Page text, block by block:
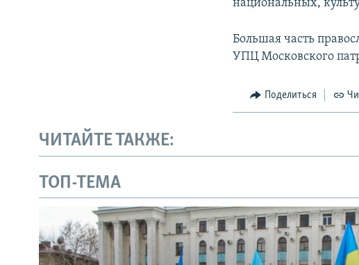
национальных,
Большая часть
УПЦ Московского
Поделиться
ЧИТАЙТЕ ТАКЖЕ:
ТОП-ТЕМА